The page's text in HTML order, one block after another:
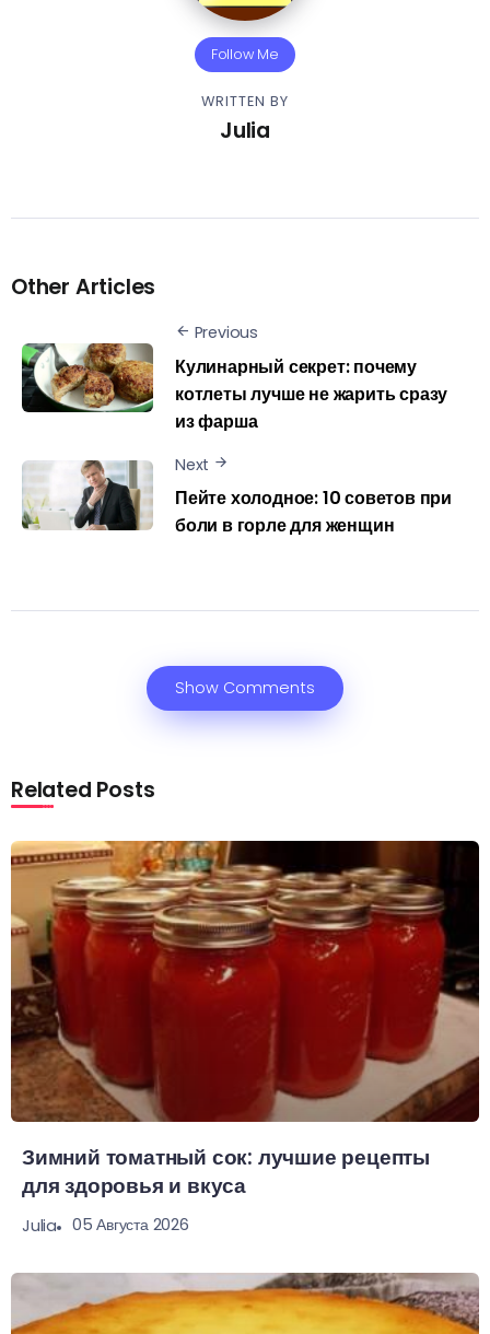
Follow Me
WRITTEN BY
Julia
Other Articles
Previous
Кулинарный секрет: почему
котлеты лучше не жарить сразу
из фарша
Next
Пейте холодное: 10 советов при
боли в горле для женщин
Show Comments
Related Posts
Зимний томатный сок: лучшие рецепты
для здоровья и вкуса
Julia 05 Августа 2026